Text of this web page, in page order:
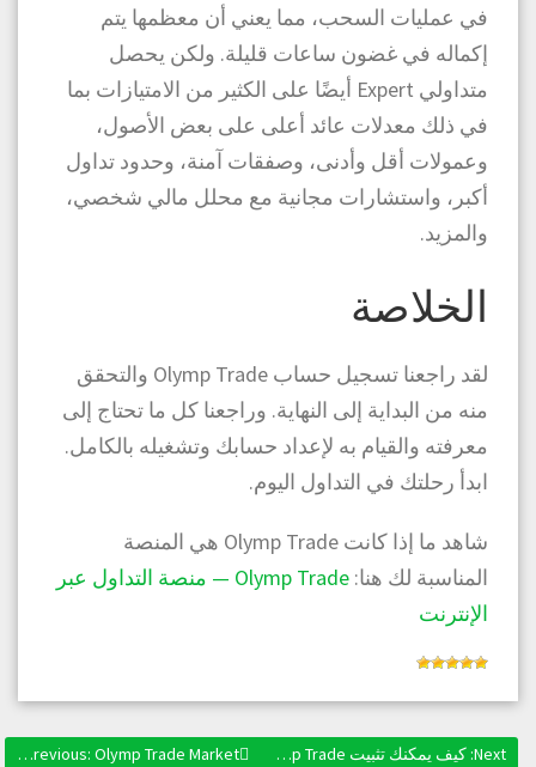
في عمليات السحب، مما يعني أن معظمها يتم
إكماله في غضون ساعات قليلة. ولكن يحصل
متداولي Expert أيضًا على الكثير من الامتيازات بما
في ذلك معدلات عائد أعلى على بعض الأصول،
وعمولات أقل وأدنى، وصفقات آمنة، وحدود تداول
أكبر، واستشارات مجانية مع محلل مالي شخصي،
والمزيد.
الخلاصة
لقد راجعنا تسجيل حساب Olymp Trade والتحقق
منه من البداية إلى النهاية. وراجعنا كل ما تحتاج إلى
معرفته والقيام به لإعداد حسابك وتشغيله بالكامل.
ابدأ رحلتك في التداول اليوم.
شاهد ما إذا كانت Olymp Trade هي المنصة
المناسبة لك هنا:
Olymp Trade — منصة التداول عبر
الإنترنت
Previous:
post: Olymp Trade Market ولماذا تحتاجه Next:
Next post:
كيف يمكنك تثبيت Olymp Trade على جهاز الكمبيوتر الخاص بك؟